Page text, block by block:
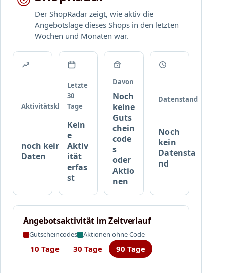
e
p
a
k
e
Der ShopRadar zeigt, wie aktiv die
Angebotslage dieses Shops in den letzten
Wochen und Monaten war.
Aktivitätsklasse
noch keine
Daten
Letzte
30
Tage
Kein
e
Aktiv
ität
erfas
st
Davon
Noch
keine
Guts
chein
code
s
oder
Aktio
nen
Datenstand
Noch
kein
Datensta
nd
Angebotsaktivität im Zeitverlauf
Gutscheincodes Aktionen ohne Code
10 Tage 30 Tage 90 Tage